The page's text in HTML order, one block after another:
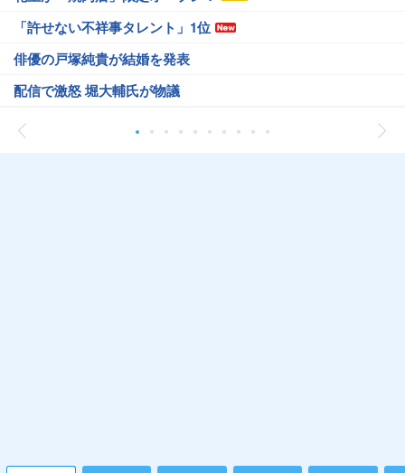
「許せない不祥事タレント」1位
俳優の戸塚純貴が結婚を発表
配信で激怒 堀大輔氏が物議